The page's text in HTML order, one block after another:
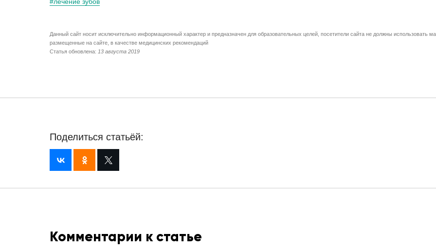
Данный сайт носит исключительно информационный характер и предназначен для образовательных целей, посетители сайта не должны использовать
размещенные на сайте, в качестве медицинских рекомендаций
Статья обновлена: 13 августа 2019
Поделиться статьёй:
Комментарии к статье